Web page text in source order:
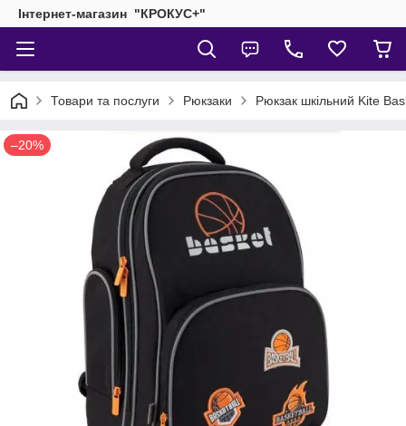
Інтернет-магазин "КРОКУС+"
Товари та послуги Рюкзаки Рюкзак шкільний Kite
–20%